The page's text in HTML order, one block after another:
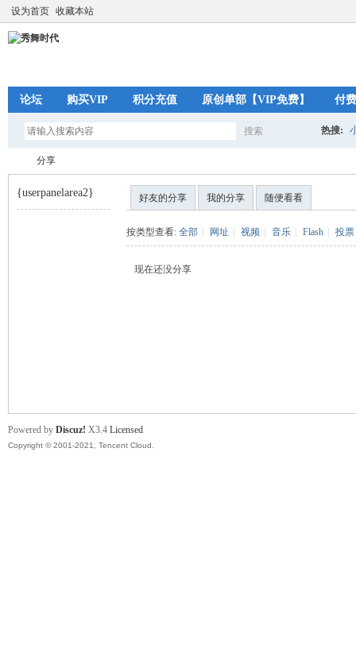
设为首页 收藏本站
论坛 购买VIP 积分充值 原创单部【VIP免费】 付
搜索 热搜:
分享
{userpanelarea2} 好友的分享 我的分享 随便看看
按类型查看: 全部 网址 视频 音乐 Flash 投票
现在还没分享
Powered by Discuz! X3.4 Licensed
Copyright © 2001-2021, Tencent Cloud.